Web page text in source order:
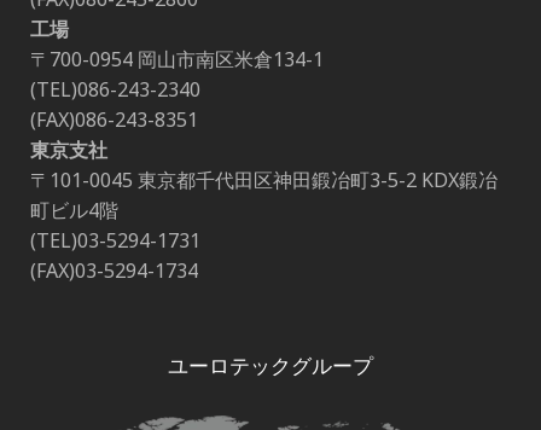
工場
〒700-0954 岡山市南区米倉134-1
(TEL)086-243-2340
(FAX)086-243-8351
東京支社
〒101-0045 東京都千代田区神田鍛冶町3-5-2 KDX鍛冶
町ビル4階
(TEL)03-5294-1731
(FAX)03-5294-1734
ユーロテックグループ